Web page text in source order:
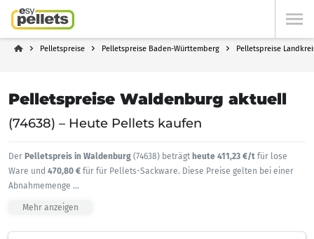
Pelletspreise Pelletspreise Baden-Württemberg Pelletspreise
Pelletspreise Waldenburg aktuell
(74638) – Heute Pellets kaufen
Der Pelletspreis in Waldenburg (74638) beträgt heute 411,23 €/t für lose
Ware und 470,80 € für für Pellets-Sackware. Diese Preise gelten bei einer
Abnahmemenge ...
Mehr anzeigen